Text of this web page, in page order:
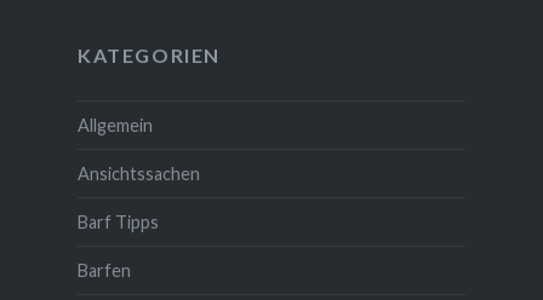
KATEGORIEN
Allgemein
Ansichtssachen
Barf Tipps
Barfen